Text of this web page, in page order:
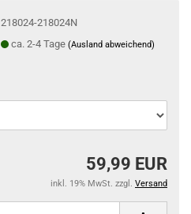
218024-218024N
ca. 2-4 Tage (Ausland abweichend)
59,99 EUR
inkl. 19% MwSt. zzgl. Versand